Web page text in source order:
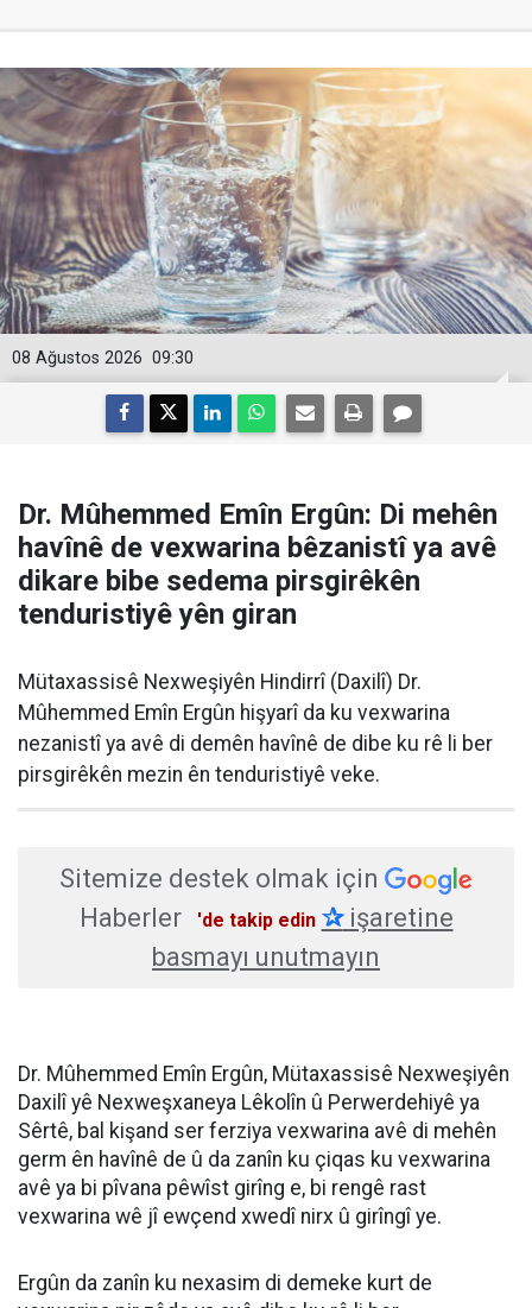
HABEREYORUM KAT
UYARI:Küfür, hakaret, rencide edici cümleler veya imalar, inançlara saldırı
içeren, imla kuralları ile yazılmamış,
Türkçe karakter kullanılmayan ve büyük harflerle yazılmış yorumlar
onaylanmamaktadır.
09:30
Dr. Mûhemmed Emîn Ergûn: Di mehên
havînê de vexwarina bêzanistî ya avê
dikare bibe sedema pirsgirêkên
tenduristiyê yên giran
Mütaxassisê Nexweşiyên Hindirrî (Daxilî) Dr.